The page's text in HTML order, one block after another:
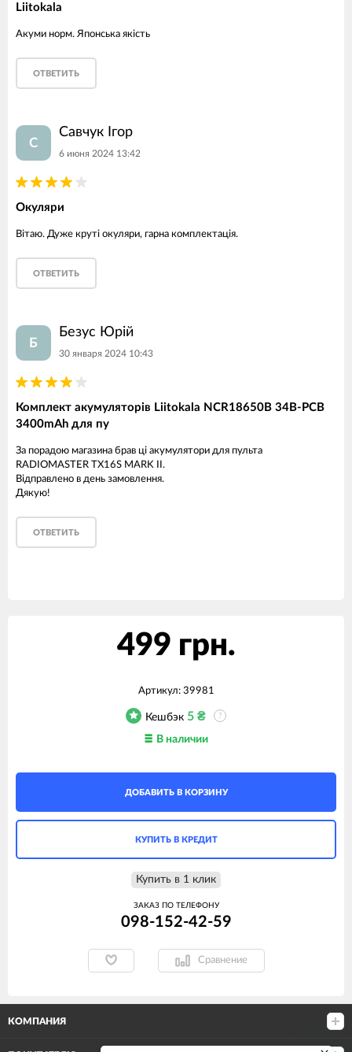
Liitokala
Акуми норм. Японська якість
ОТВЕТИТЬ
С
Савчук Ігор
6 июня 2024 13:42
Окуляри
Вітаю. Дуже круті окуляри, гарна комплектація.
ОТВЕТИТЬ
Б
Безус Юрій
30 января 2024 10:43
Комплект акумуляторів Liitokala NCR18650B 34B-PCB
3400mAh для пу
За порадою магазина брав ці акумулятори для пульта
RADIOMASTER TX16S MARK II.
Відправлено в день замовлення.
Дякую!
ОТВЕТИТЬ
499 грн.
Артикул: 39981
Кешбэк 5 ₴ ?
В наличии
ДОБАВИТЬ В КОРЗИНУ
КУПИТЬ В КРЕДИТ
Купить в 1 клик
ЗАКАЗ ПО ТЕЛЕФОНУ
098-152-42-59
Сравнение
КОМПАНИЯ